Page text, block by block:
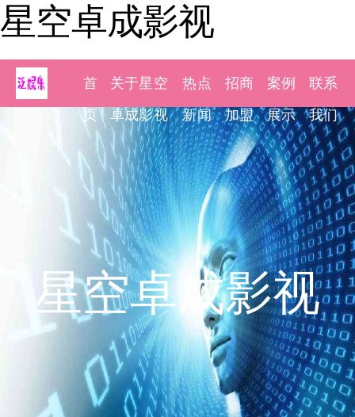
星空卓成影视
首
页
关于星空
卓成影视
热点
新闻
招商
加盟
案例
展示
联系
我们
星空卓成影视